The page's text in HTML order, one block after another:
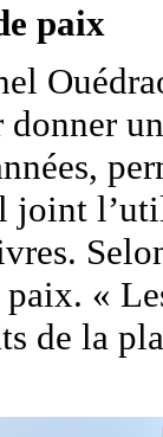
paix
donner
«
de la